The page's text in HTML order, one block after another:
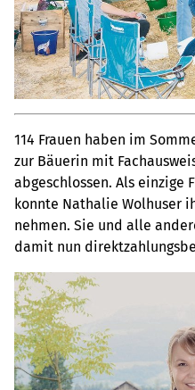
114 Frauen haben im
zur Bäuerin mit
abgeschlossen. Als einzige
konnte Nathalie Wolhuser
nehmen. Sie und alle
damit nun